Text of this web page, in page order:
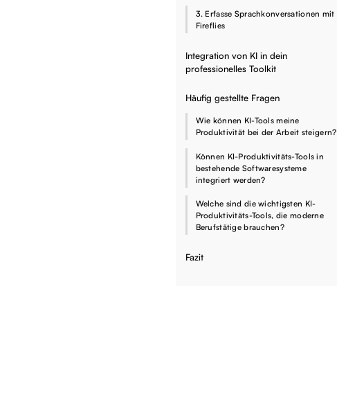
3. Erfasse Sprachkonversationen mit
Fireflies
Integration von KI in dein
professionelles Toolkit
Häufig gestellte Fragen
Wie können KI-Tools meine
Produktivität bei der Arbeit steigern?
Können KI-Produktivitäts-Tools in
bestehende Softwaresysteme
integriert werden?
Welche sind die wichtigsten KI-
Produktivitäts-Tools, die moderne
Berufstätige brauchen?
Fazit